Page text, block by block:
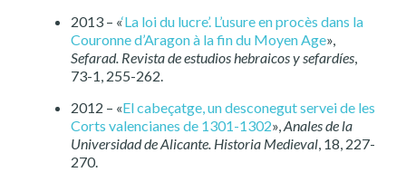
2013 – «‘La loi du lucre’. L’usure en procès dans la
Couronne d’Aragon à la fin du Moyen Age»,
Sefarad. Revista de estudios hebraicos y sefardíes,
73-1, 255-262.
2012 – «El cabeçatge, un desconegut servei de les
Corts valencianes de 1301-1302»,Anales de la
Universidad de Alicante. Historia Medieval, 18, 227-
270.